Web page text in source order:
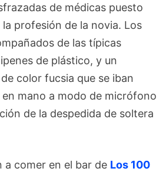
de médicas puesto
la profesión de la novia. Los
de las típicas
de plástico, y un
de color fucsia que se iban
mano a modo de micrófono
de la despedida de soltera
a comer en el bar de Los 100